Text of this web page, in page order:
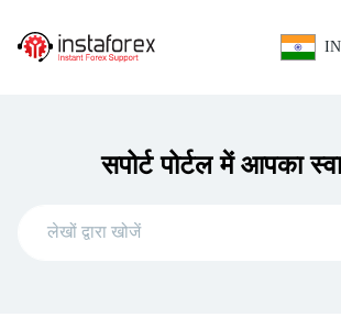
IN
सपोर्ट पोर्टल में आपका